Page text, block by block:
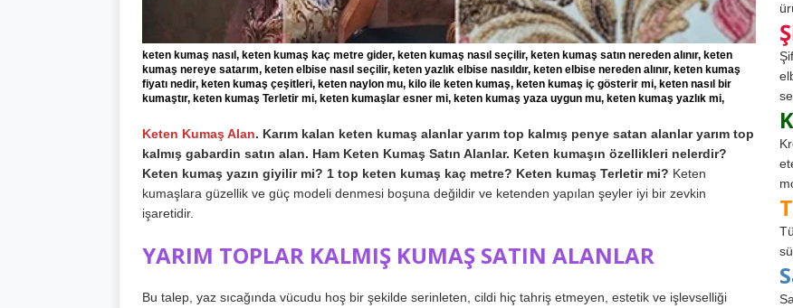
keten kumaş nasıl, keten kumaş kaç metre gider, keten kumaş nasıl seçilir, keten kumaş satın nereden alınır, keten
kumaş nereye satarım, keten elbise nasıl seçilir, keten yazlık elbise nasıldır, keten elbise nereden alınır, keten kumaş
fiyatı nedir, keten kumaş çeşitleri, keten naylon mu, kilo ile keten kumaş, keten kumaş iç gösterir mi, keten nasıl bir
kumaştır, keten kumaş Terletir mi, keten kumaşlar esner mi, keten kumaş yaza uygun mu, keten kumaş yazlık mi,
Keten Kumaş Alan. Karım kalan keten kumaş alanlar yarım top kalmış penye satan alanlar yarım top
kalmış gabardin satın alan. Ham Keten Kumaş Satın Alanlar. Keten kumaşın özellikleri nelerdir?
Keten kumaş yazın giyilir mi? 1 top keten kumaş kaç metre? Keten kumaş Terletir mi? Keten
kumaşlara güzellik ve güç modeli denmesi boşuna değildir ve ketenden yapılan şeyler iyi bir zevkin
işaretidir.
YARIM TOPLAR KALMIŞ KUMAŞ SATIN ALANLAR
Bu talep, yaz sıcağında vücudu hoş bir şekilde serinleten, cildi hiç tahriş etmeyen, estetik ve işlevselliği